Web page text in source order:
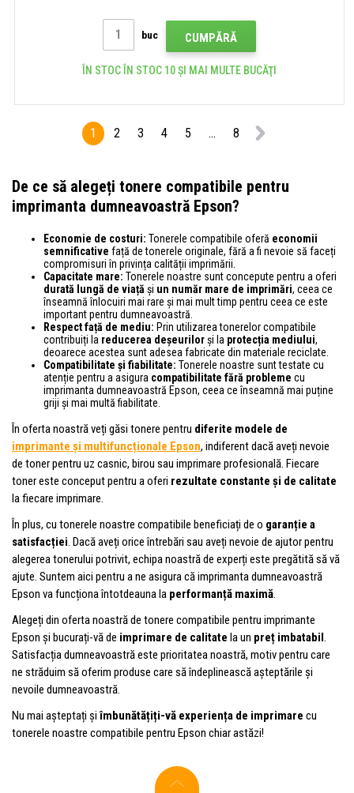
buc CUMPĂRĂ
ÎN STOC ÎN STOC 10 ȘI MAI MULTE BUCĂŢI
1 2 3 4 5 ... 8
De ce să alegeți tonere compatibile pentru
imprimanta dumneavoastră Epson?
Economie de costuri: Tonerele compatibile oferă economii
semnificative față de tonerele originale, fără a fi nevoie să faceți
compromisuri în privința calității imprimării.
Capacitate mare: Tonerele noastre sunt concepute pentru a oferi
durată lungă de viață și un număr mare de imprimări, ceea ce
înseamnă înlocuiri mai rare și mai mult timp pentru ceea ce este
important pentru dumneavoastră.
Respect față de mediu: Prin utilizarea tonerelor compatibile
contribuiți la reducerea deșeurilorși la protecția mediului,
deoarece acestea sunt adesea fabricate din materiale reciclate.
Compatibilitate și fiabilitate: Tonerele noastre sunt testate cu
atenție pentru a asigura compatibilitate fără probleme cu
imprimanta dumneavoastră Epson, ceea ce înseamnă mai puține
griji și mai multă fiabilitate.
În oferta noastră veți găsi tonere pentru diferite modele de
imprimante și multifuncționale Epson, indiferent dacă aveți nevoie
de toner pentru uz casnic, birou sau imprimare profesională. Fiecare
toner este conceput pentru a oferi rezultate constante și de calitate
la fiecare imprimare.
În plus, cu tonerele noastre compatibile beneficiați de o garanție a
satisfacției. Dacă aveți orice întrebări sau aveți nevoie de ajutor pentru
alegerea tonerului potrivit, echipa noastră de experți este pregătită să vă
ajute. Suntem aici pentru a ne asigura că imprimanta dumneavoastră
Epson va funcționa întotdeauna la performanță maximă.
Alegeți din oferta noastră de tonere compatibile pentru imprimante
Epson și bucurați-vă de imprimare de calitate la un preț imbatabil.
Satisfacția dumneavoastră este prioritatea noastră, motiv pentru care
ne străduim să oferim produse care să îndeplinească așteptările și
nevoile dumneavoastră.
Nu mai așteptați șiîmbunătățiți-vă experiența de imprimare cu
tonerele noastre compatibile pentru Epson chiar astăzi!